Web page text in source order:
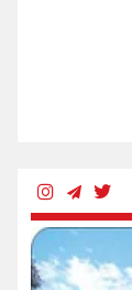
رئیس‌جمهوری